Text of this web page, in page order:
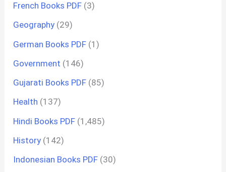
French Books PDF (3)
Geography (29)
German Books PDF (1)
Government (146)
Gujarati Books PDF (85)
Health (137)
Hindi Books PDF (1,485)
History (142)
Indonesian Books PDF (30)